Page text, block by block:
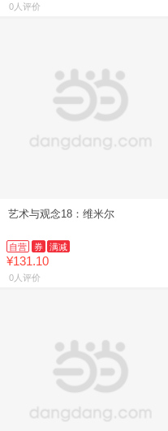
0人评价
艺术与观念18：维米尔
自营 券 满减
¥131.10
0人评价